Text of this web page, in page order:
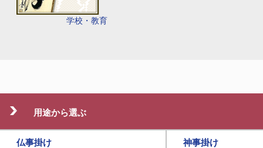
学校・教育
用途から選ぶ
仏事掛け 神事掛け